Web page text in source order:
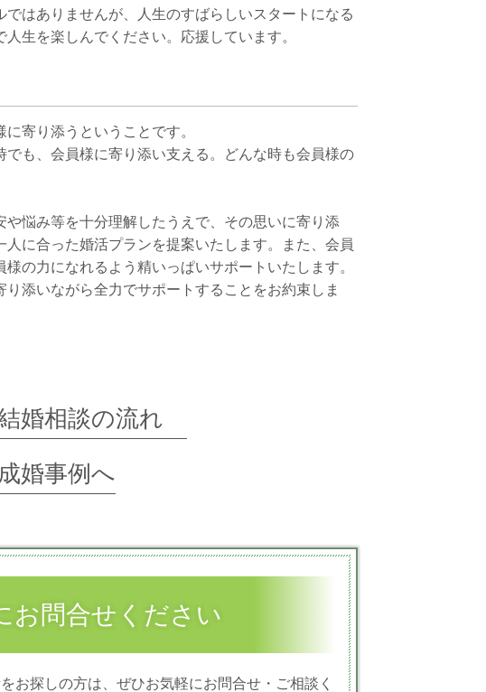
はありませんが、人生のすばらしいスタートになる
生を楽しんでください。応援しています。
寄り添うということです。
も、会員様に寄り添い支える。どんな時も会員様の
悩み等を十分理解したうえで、その思いに寄り添
に合った婚活プランを提案いたします。また、会員
の力になれるよう精いっぱいサポートいたします。
添いながら全力でサポートすることをお約束しま
婚相談の流れ
婚事例へ
お問合せください
お探しの方は、ぜひお気軽にお問合せ・ご相談く